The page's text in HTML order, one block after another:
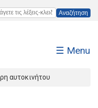
τις λέξεις-κλειδιά
☰ Menu
αυτοκινήτου